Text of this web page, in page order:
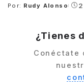
Posted
Por: Rudy Alonso
¿Tienes
Conéctate